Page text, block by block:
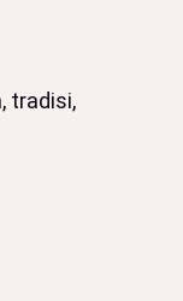
tradisi,